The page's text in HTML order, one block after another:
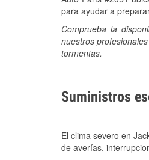
para ayudar a
Comprueba la
nuestros
tormentas.
Suministros
El clima severo en
de averías,